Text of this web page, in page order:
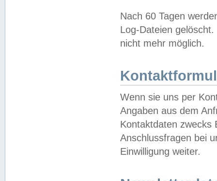
Nach 60 Tagen
Log-Dateien
nicht mehr möglich.
Wenn sie uns per
Angaben aus dem
Kontaktdaten zwecks
Anschlussfragen bei
Einwilligung weiter.